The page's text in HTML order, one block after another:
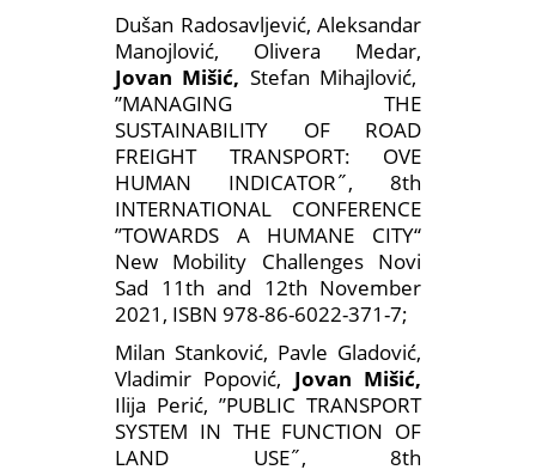
Dušan Radosavljević, Aleksandar
Manojlović, Olivera Medar,
Jovan Mišić, Stefan Mihajlović,
’’MANAGING THE
SUSTAINABILITY OF ROAD
FREIGHT TRANSPORT: OVE
HUMAN INDICATOR˝, 8th
INTERNATIONAL CONFERENCE
’’TOWARDS A HUMANE CITY‘‘
New Mobility Challenges Novi
Sad 11th and 12th November
2021, ISBN 978-86-6022-371-7;
Milan Stanković, Pavle Gladović,
Vladimir Popović, Jovan Mišić,
Ilija Perić, ’’PUBLIC TRANSPORT
SYSTEM IN THE FUNCTION OF
LAND USE˝, 8th